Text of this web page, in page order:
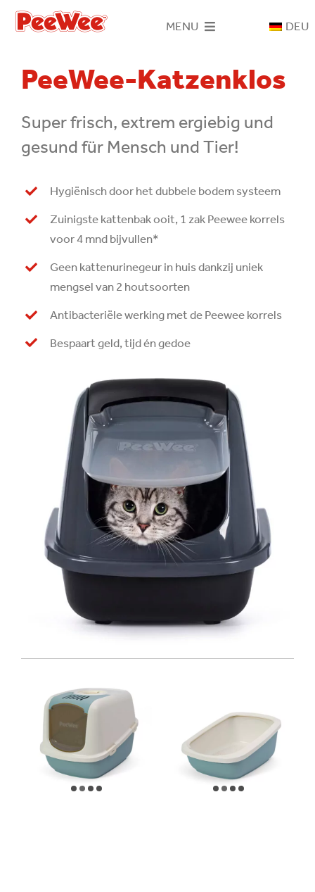
Skip
MENU
Katzenklos
DEU
PeeWee-Katzenklos
Super frisch, extrem ergiebig und
gesund für Mensch und Tier!
Hygiënisch door het dubbele bodem systeem
Zuinigste kattenbak ooit, 1 zak Peewee korrels
voor 4 mnd bijvullen*
Geen kattenurinegeur in huis dankzij uniek
mengsel van 2 houtsoorten
Antibacteriële werking met de Peewee korrels
Bespaart geld, tijd én gedoe